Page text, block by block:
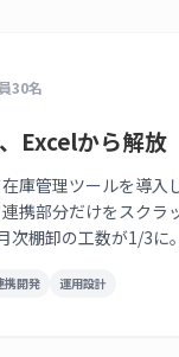
30名
Excelから解放
庫管理ツールを導入
携部分だけをスクラ
次棚卸の工数が1/3に。
携開発 運用設計